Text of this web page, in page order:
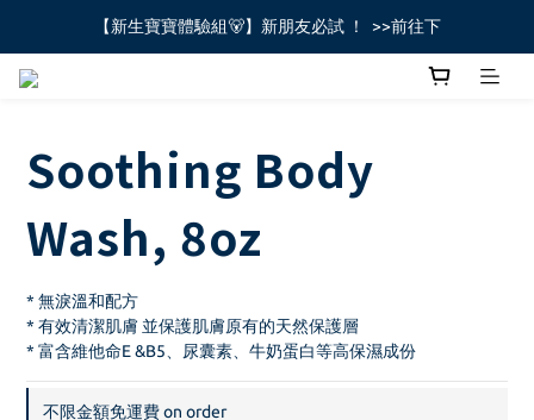
全館不限金額免運費🚚
【新生寶寶體驗組🐻】新朋友必試 ！  >>前往下
Soothing Body
Wash, 8oz
* 無淚溫和配方
* 有效清潔肌膚 並保護肌膚原有的天然保護層
* 富含維他命E &B5、尿囊素、牛奶蛋白等高保濕成份
不限金額免運費 on order